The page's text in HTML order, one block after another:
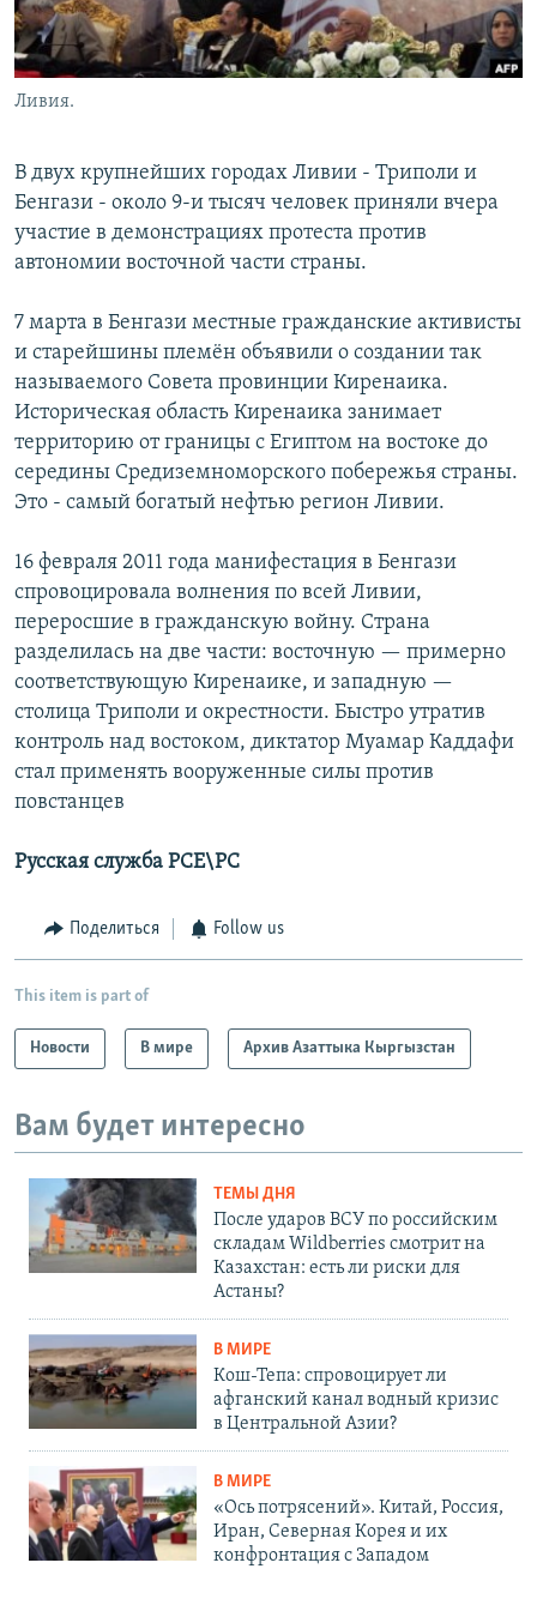
Ливия.
В двух крупнейших городах Ливии - Триполи и
Бенгази - около 9-и тысяч человек приняли вчера
участие в демонстрациях протеста против
автономии восточной части страны.
7 марта в Бенгази местные гражданские активисты
и старейшины племён объявили о создании так
называемого Совета провинции Киренаика.
Историческая область Киренаика занимает
территорию от границы с Египтом на востоке до
середины Средиземноморского побережья страны.
Это - самый богатый нефтью регион Ливии.
16 февраля 2011 года манифестация в Бенгази
спровоцировала волнения по всей Ливии,
переросшие в гражданскую войну. Страна
разделилась на две части: восточную — примерно
соответствующую Киренаике, и западную —
столица Триполи и окрестности. Быстро утратив
контроль над востоком, диктатор Муамар Каддафи
стал применять вооруженные силы против
повстанцев
Русская служба РСЕ\РС
Поделиться Follow us
This item is part of
Новости В мире Архив Азаттыка Кыргызстан
Вам будет интересно
ТЕМЫ ДНЯ
После ударов ВСУ по российским
складам Wildberries смотрит на
Казахстан: есть ли риски для
Астаны?
В МИРЕ
Кош-Тепа: спровоцирует ли
афганский канал водный кризис
в Центральной Азии?
В МИРЕ
«Ось потрясений». Китай, Россия,
Иран, Северная Корея и их
конфронтация с Западом